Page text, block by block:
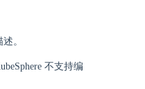
。
不支持编